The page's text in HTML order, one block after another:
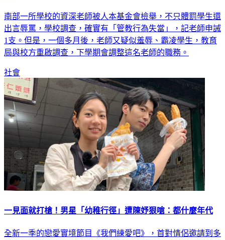
南部一所學校的資深老師被人本基金會檢舉，不只體罰學生還
出言辱罵，學校調查，確實有「管教行為失當」，記老師申誡
1支。但是，一個多月後，老師又疑似羞辱、霸凌學生，教育
局與校方重啟調查，下學期會調整這名老師的職務。
社會
一見面就打槍！男星「幼稚行徑」遭陳妤狠嗆：都什麼年代
全新一季的戀愛實境節目《我們練愛吧》，首對情侶邀請到多